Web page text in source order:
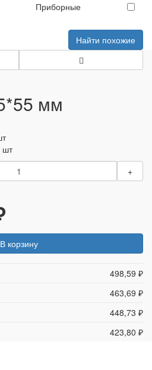
Приборные
Найти похожие
мм
шт
+
В корзину
498,59 ₽
463,69 ₽
448,73 ₽
423,80 ₽